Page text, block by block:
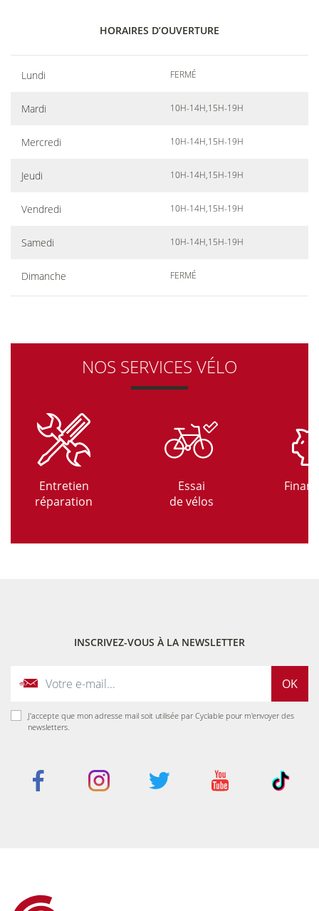
HORAIRES D’OUVERTURE
Lundi FERMÉ
Mardi 10H-14H,15H-19H
Mercredi 10H-14H,15H-19H
Jeudi 10H-14H,15H-19H
Vendredi 10H-14H,15H-19H
Samedi 10H-14H,15H-19H
Dimanche FERMÉ
NOS SERVICES VÉLO
Entretien
réparation
Essai
de vélos
INSCRIVEZ-VOUS À LA NEWSLETTER
OK
J'accepte que mon adresse mail soit utilisée par Cyclable pour m'envoyer des
newsletters.